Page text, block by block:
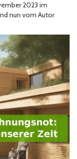
2023 im
nun vom Autor